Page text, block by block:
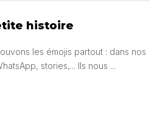
histoire
les émojis partout : dans nos
stories,... Ils nous ...